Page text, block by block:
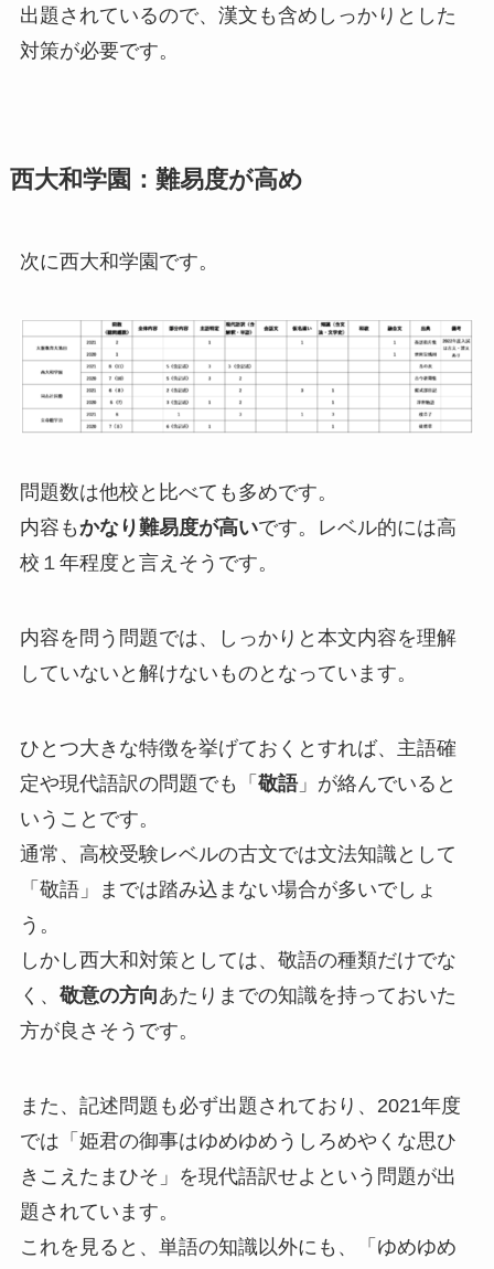
出題されているので、漢文も含めしっかりとした
対策が必要です。
西大和学園：難易度が高め
次に西大和学園です。
問題数は他校と比べても多めです。
内容もかなり難易度が高いです。レベル的には高
校１年程度と言えそうです。
内容を問う問題では、しっかりと本文内容を理解
していないと解けないものとなっています。
ひとつ大きな特徴を挙げておくとすれば、主語確
定や現代語訳の問題でも「 敬語」が絡んでいると
いうことです。
通常、高校受験レベルの古文では文法知識として
「敬語」までは踏み込まない場合が多いでしょ
う。
しかし西大和対策としては、敬語の種類だけでな
く、 敬意の方向あたりまでの知識を持っておいた
方が良さそうです。
また、記述問題も必ず出題されており、2021年度
では「姫君の御事はゆめゆめうしろめやくな思ひ
きこえたまひそ」を現代語訳せよという問題が出
題されています。
これを見ると、単語の知識以外にも、「ゆめゆめ